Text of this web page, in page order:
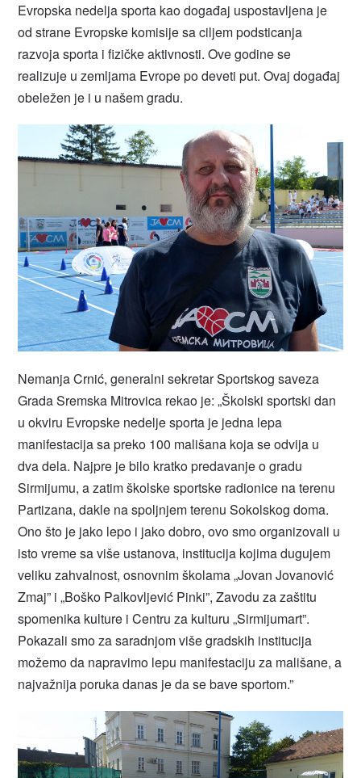
Evropska nedelja sporta kao događaj uspostavljena je
od strane Evropske komisije sa ciljem podsticanja
razvoja sporta i fizičke aktivnosti. Ove godine se
realizuje u zemljama Evrope po deveti put. Ovaj događaj
obeležen je i u našem gradu.
Nemanja Crnić, generalni sekretar Sportskog saveza
Grada Sremska Mitrovica rekao je: „Školski sportski dan
u okviru Evropske nedelje sporta je jedna lepa
manifestacija sa preko 100 mališana koja se odvija u
dva dela. Najpre je bilo kratko predavanje o gradu
Sirmijumu, a zatim školske sportske radionice na terenu
Partizana, dakle na spoljnjem terenu Sokolskog doma.
Ono što je jako lepo i jako dobro, ovo smo organizovali u
isto vreme sa više ustanova, institucija kojima dugujem
veliku zahvalnost, osnovnim školama „Jovan Jovanović
Zmaj” i „Boško Palkovljević Pinki”, Zavodu za zaštitu
spomenika kulture i Centru za kulturu „Sirmijumart”.
Pokazali smo za saradnjom više gradskih institucija
možemo da napravimo lepu manifestaciju za mališane, a
najvažnija poruka danas je da se bave sportom.”